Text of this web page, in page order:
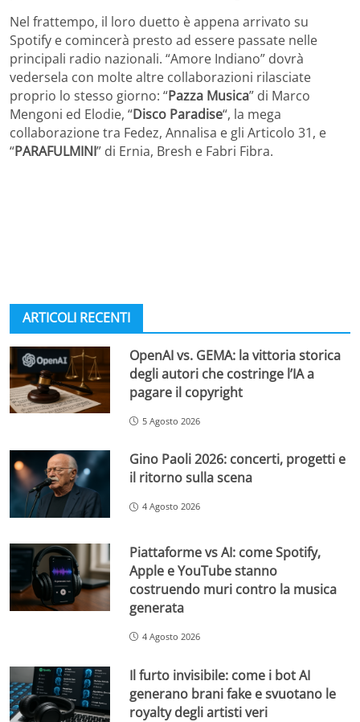
Nel frattempo, il loro duetto è appena arrivato su
Spotify e comincerà presto ad essere passate nelle
principali radio nazionali. “Amore Indiano” dovrà
vedersela con molte altre collaborazioni rilasciate
proprio lo stesso giorno: “Pazza Musica” di Marco
Mengoni ed Elodie, “Disco Paradise“, la mega
collaborazione tra Fedez, Annalisa e gli Articolo 31, e
“PARAFULMINI” di Ernia, Bresh e Fabri Fibra.
ARTICOLI RECENTI
OpenAI vs. GEMA: la vittoria storica
degli autori che costringe l’IA a
pagare il copyright
5 Agosto 2026
Gino Paoli 2026: concerti, progetti e
il ritorno sulla scena
4 Agosto 2026
Piattaforme vs AI: come Spotify,
Apple e YouTube stanno
costruendo muri contro la musica
generata
4 Agosto 2026
Il furto invisibile: come i bot AI
generano brani fake e svuotano le
royalty degli artisti veri